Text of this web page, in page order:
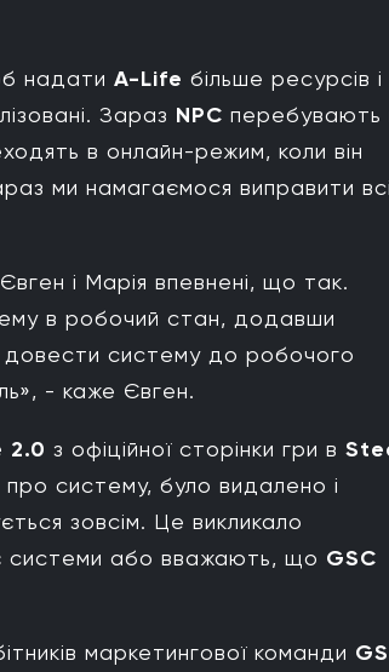
надати A-Life більше ресурсів і
Зараз NPC перебувають
в онлайн-режим, коли він
ми намагаємося виправити всі
і Марія впевнені, що так.
в робочий стан, додавши
довести систему до робочого
- каже Євген.
2.0 з офіційної сторінки гри в
про систему, було видалено і
зовсім. Це викликало
системи або вважають, що GSC
маркетингової команди